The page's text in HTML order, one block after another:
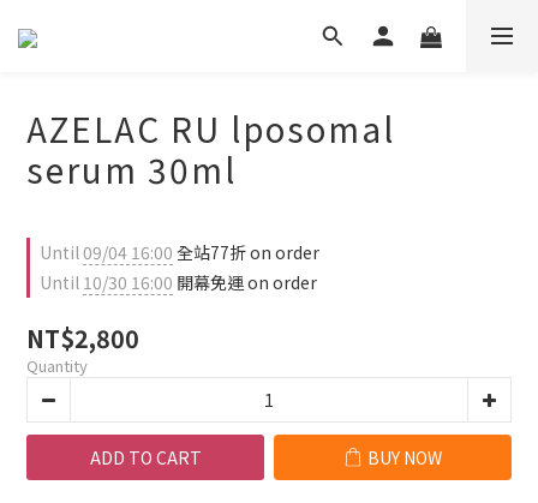
AZELAC RU lposomal
serum 30ml
Until09/04 16:00 全站77折 on order
Until 10/30 16:00 開幕免運 on order
NT$2,800
Quantity
ADD TO CART BUY NOW